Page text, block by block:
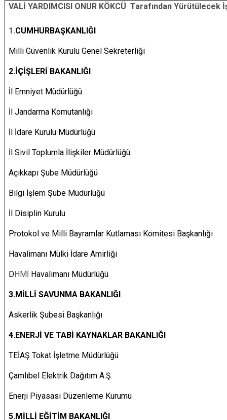
VALİ YARDIMCISI ONUR KÖKCÜ Tarafından Yürütülecek
1.CUMHURBAŞKANLIĞI
Milli Güvenlik Kurulu Genel Sekreterliği
2.İÇİŞLERİ BAKANLIĞI
İl Emniyet Müdürlüğü
İl Jandarma Komutanlığı
İl İdare Kurulu Müdürlüğü
İl Sivil Toplumla İlişkiler Müdürlüğü
Açıkkapı Şube Müdürlüğü
Bilgi İşlem Şube Müdürlüğü
İl Disiplin Kurulu
Protokol ve Milli Bayramlar Kutlaması Komitesi Başkanlığı
Havalimanı Mülki İdare Amirliği
DHMİ Havalimanı Müdürlüğü
3.MİLLİ SAVUNMA BAKANLIĞI
Askerlik Şubesi Başkanlığı
4.ENERJİ VE TABİ KAYNAKLAR BAKANLIĞI
TEİAŞ Tokat İşletme Müdürlüğü
Çamlıbel Elektrik Dağıtım A.Ş.
Enerji Piyasası Düzenleme Kurumu
5.MİLLİ EĞİTİM BAKANLIĞI